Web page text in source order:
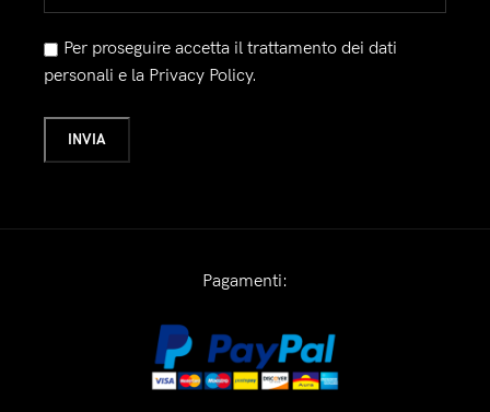
Per proseguire accetta il trattamento dei dati
personali e la Privacy Policy.
Pagamenti: